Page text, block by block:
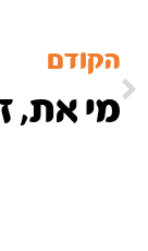
הקודם